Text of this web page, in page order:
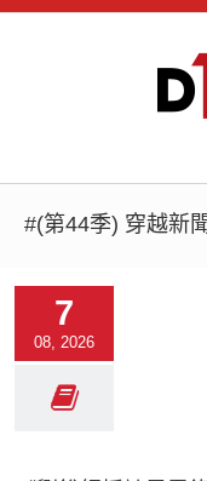
#(第44季) 穿越新
7
08, 2026